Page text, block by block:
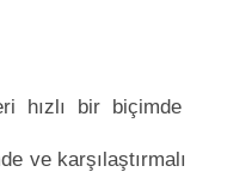
hızlı bir biçimde
ve karşılaştırmalı